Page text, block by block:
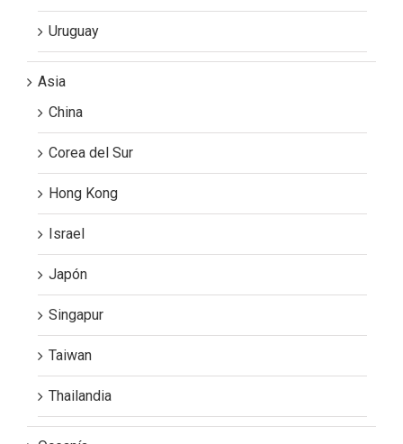
Uruguay
Asia
China
Corea del Sur
Hong Kong
Israel
Japón
Singapur
Taiwan
Thailandia